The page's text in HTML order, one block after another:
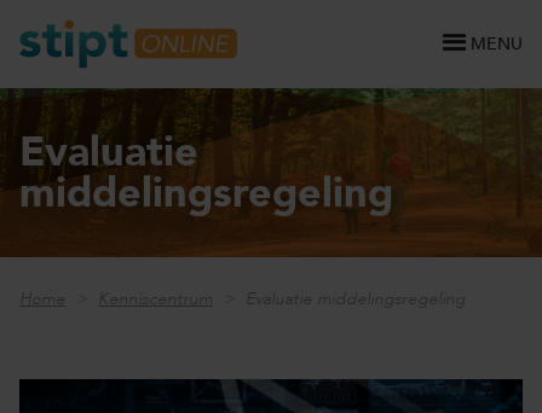
MENU
Evaluatie
middelingsregeling
Home Kenniscentrum Evaluatie middelingsregeling